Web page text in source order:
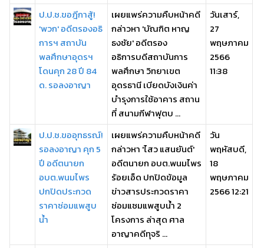
ป.ป.ช.ขอฎีกาสู้!
'พวก' อดีตรองอธิ
การฯ สถาบัน
พลศึกษาอุดรฯ
โดนคุก 28 ปี 84
ด. รอลงอาญา
เผยแพร่ความคืบหน้าคดี
กล่าวหา 'บัณฑิต หาญ
ธงชัย' อดีตรอง
อธิการบดีสถาบันการ
พลศึกษา วิทยาเขต
อุดรธานี เบียดบังเงินค่า
บำรุงการใช้อาคาร สถาน
ที่ สนามกีฬาฟุตบ ...
วันเสาร์,
27
พฤษภาคม
2566
11:38
ป.ป.ช.ขออุทธรณ์!
รอลงอาญา คุก 5
ปี อดีตนายก
อบต.พนมไพร
ปกปิดประกวด
ราคาซ่อมแพสูบ
น้ำ
เผยแพร่ความคืบหน้าคดี
กล่าวหา 'ไสว แสนยันต์'
อดีตนายก อบต.พนมไพร
ร้อยเอ็ด ปกปิดข้อมูล
ข่าวสารประกวดราคา
ซ่อมแซมแพสูบน้ำ 2
โครงการ ล่าสุด ศาล
อาญาคดีทุจริ ...
วัน
พฤหัสบดี,
18
พฤษภาคม
2566 12:21